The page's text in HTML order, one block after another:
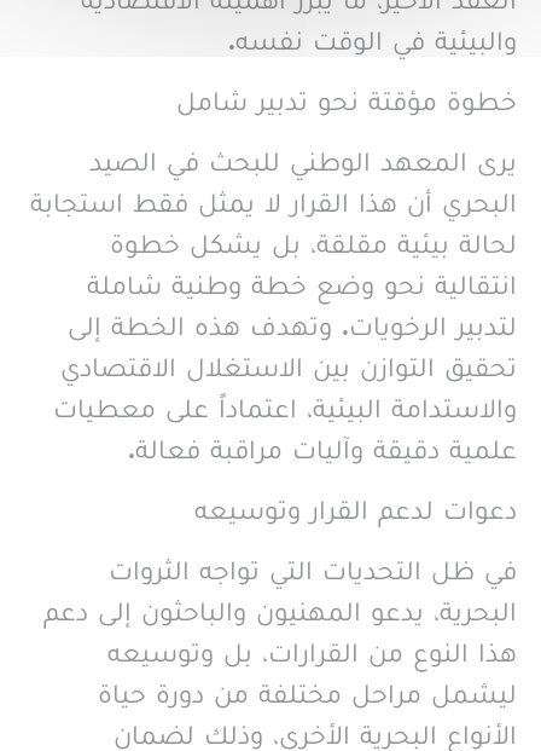
والبيئية في الوقت نفسه.
خطوة مؤقتة نحو تدبير شامل
يرى المعهد الوطني للبحث في الصيد
البحري أن هذا القرار لا يمثل فقط استجابة
لحالة بيئية مقلقة، بل يشكل خطوة
انتقالية نحو وضع خطة وطنية شاملة
لتدبير الرخويات. وتهدف هذه الخطة إلى
تحقيق التوازن بين الاستغلال الاقتصادي
والاستدامة البيئية، اعتماداً على معطيات
علمية دقيقة وآليات مراقبة فعالة.
دعوات لدعم القرار وتوسيعه
في ظل التحديات التي تواجه الثروات
البحرية، يدعو المهنيون والباحثون إلى دعم
هذا النوع من القرارات، بل وتوسيعه
ليشمل مراحل مختلفة من دورة حياة
الأنواع البحرية الأخرى، وذلك لضمان